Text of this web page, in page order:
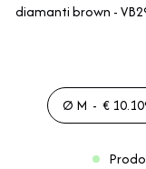
diamanti brown -
Ø M - €